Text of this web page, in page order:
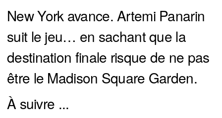
New York avance. Artemi Panarin
suit le jeu… en sachant que la
destination finale risque de ne pas
être le Madison Square Garden.
À suivre ...